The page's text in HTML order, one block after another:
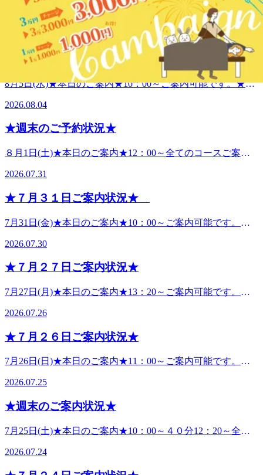
す。皆様のご来店お待ちしております。 ----------------------------
------- こんにちは。リラクジョイナステラス二俣川店です。
ここ最近の湿度と暑さで何となく怠い、身体が疲れたという
方も多いのでないでしょうか？気温が２９℃以上、湿度が
75％を超えると不快と感じる方が多いようです。エアコンの
ドライ機能や除湿機で湿度を下げるだけでも、ムシムシとし
た感じが軽減できます。【快適と言われる温度】室温22～
出時の対策🍧首元を冷やす、ゆったりとした服、速乾性のあ
射日光に当たらないようにするなどが有効です。暑い日の対
康へ♪皆様のご予約、ご来店お待ちしております
8月6日(木)★本日のご案内★10：30～ご案内可能です。★ペ
アでのご案内★12：00～ご案内可能です。●ペアでご予約の
お客様へお知らせペアで同時で施術希望の場合は、午前中～
夕方のお時間帯がご案内しやすいお時間となってます。事前
にご予約をしていただくと、確実にご案内可能です。皆様の
ご来店お待ちしております。 ----------------------------------- こん
にちは。リラクジョイナステラス二俣川店です。暑い日が続
いていますね💦仕事疲れ.お出かけ疲れなど当店の施術は
様々なお疲れに対応することが出来ます！お身体全体をケア
することはもちろんですが、特に肩、もしくは腰が疲れてい
る方に合わせた施術の用意があります。さらに、目の疲れが
辛い、毎日手を酷使している、お腹の張りが気になるという
施すことも可能です！お客様の疲れに最適なコースをセッテ
い！ ★夏季限定オプション：爽快ヘッドスパ★期間：9月末
酸スプレー（アロマの香り付き）で頭皮を刺激していきま
ーラル系）の2種類。肩くび、目や頭のお疲れが強い方、リ
ラックスしたい方におすすめのオプションです。炭酸泡のぱ
ちぱち感が頭皮の血行促進を促し、アロマの香りでリラック
ス♪極上のひんやり.すっきり感.リラックスを体感下さい😊
※爽快ヘッドスパはオプションメニュ―です。通常コース
（フットケアorボディケア）に組み合わせてご案内可能で
ッドスパが組み込まれています。 皆様のご予約、ご来店お
2026.08.06
★８月５日ご案内状況★
8月5日(水)★本日のご案内★10：00～ご案内可能です。★ペ
お客様へお知らせペアで同時で施術希望の場合は、午前中～
夕方のお時間帯がご案内しやすいお時間となってます。事前
にご予約をしていただくと、確実にご案内可能です。皆様の
にちは。リラクジョイナステラス二俣川店です。暑い日も続
いていますが、気温の低い日もあり寒暖差でのお疲れが出や
姿勢での作業などでのお疲れで身体の怠さ、重さへつながり
ます💦隙間時間に軽い運動やストレッチをしたり、身体を冷
やしすぎないようにしていきましょう！！ ★夏季限定オプ
タオルの上からほぐしていき、冷感の炭酸スプレー（アロマ
モーネ（柑橘系）.ラベンダー（フローラル系）の2種類。肩
すめのオプションです。炭酸泡のぱちぱち感が頭皮の血行促
きり感.リラックスを体感下さい😊※爽快ヘッドスパはオプ
ションメニュ―です。通常コース（フットケアorボディケ
ア）に組み合わせてご案内可能です。爽快SETコース（50
分/70分/90分）はコース内に爽快ヘッドスパが組み込まれて
います。 皆様のご予約、ご来店お待ちしております
2026.08.04
★週末のご予約状況★
８月1日(土)★本日のご案内★12：00～全てのコースご案内
～６０分コースご案内可能です。--------------------------------------
-8月2日(日)★本日のご案内★17：00～ご案内可能です。★ペ
アでのご案内★ご予約いっぱいの為、別日のご予約のみ受付
の場合は、午前中～夕方のお時間帯がご案内しやすいお時間
となってます。事前にご予約をしていただくと、確実にご案
内可能です。皆様のご来店お待ちしております。 ---------------
-------------------- こんにちは。リラクジョイナステラス二俣川
店です。暑い日が続いていますね💦気温と湿度が高いと熱中
症になりやすくなってます。ここ最近、毎日のように熱中症
症にならないための対策をして暑い夏を乗りましょう！！〇
働かず、体内に熱がこもることで起こる健康障害です。熱中
機能が追いつかなくなる状態を指します。屋外だけでなく、
篤な症状を引き起こすこともあります。体温調節がうまく働
かないと、体内に熱が蓄積され、めまいや頭痛、吐き気、筋
肉のけいれんなどの症状が現れます。対策は⁠涼しい環境、服
装水分.塩分補給日傘や帽子などの活用などその中で水分補
給について熱中症が疑われるときの対処法として、こまめな
水分補給が挙げられます。水分補給は大切なことですが、水
2026.07.31
★７月３１日ご案内状況★
7月31日(金)★本日のご案内★10：00～ご案内可能です。★
のお客様へお知らせペアで同時で施術希望の場合は、午前中
～夕方のお時間帯がご案内しやすいお時間となってます。事
前にご予約をしていただくと、確実にご案内可能です。皆様
んにちは。リラクジョイナステラス二俣川店です。ここ最近
の湿度と暑さで何となく怠い、身体が疲れたという方も多い
ると不快と感じる方が多いようです。エアコンのドライ機能
や除湿機で湿度を下げるだけでも、ムシムシとした感じが軽
減できます。🍧外出時の対策🍧首元を冷やす、ゆったりとし
用、日傘、帽子で直射日光に当たらないようにするなどが有
怠さを早めに流し健康へ♪皆様のご予約、ご来店お待ちして
2026.07.30
★７月２７日ご案内状況★
7月27日(月)★本日のご案内★13：20～ご案内可能です。★
のご予約も承ります。ご予約は電話またはアプリ、LINE、
ネットから出来ます。●ペアでご予約のお客様へお知らせペ
アで同時で施術希望の場合は、午前中～夕方のお時間帯がご
だくと、確実にご案内可能です。皆様のご来店お待ちしてお
ります。-----------------------------------こんにちは。リラクジョイ
くなることをご存じですか？外に出たり、少し動くと汗がた
くさん出ているのを見て、痩せていると思うのも無理はあり
ません。ですが、それは脂肪が燃えているのではなく、水分
れませんが、また水分を摂ると元通りになってしまうはかな
2026.07.26
★７月２６日ご案内状況★
7月26日(日)★本日のご案内★11：00～ご案内可能です。★
のお客様へお知らせペアで同時で施術希望の場合は、午前中
～夕方のお時間帯がご案内しやすいお時間となってます。事
前にご予約をしていただくと、確実にご案内可能です。皆様
んにちは。リラクジョイナステラス二俣川店です。ここ最近
の湿度と暑さで何となく怠い、身体がつかれたという方も多
えると不快と感じる方が多いようです。エアコンのドライ機
2026.07.25
★週末のご案内状況★
7月25日(土)★本日のご案内★10：00～４０分12：20～全て
内可能です。---------------------------------------7月26日(日)★本日
のご案内★10：00～ご案内可能です。★ペアでのご案内
2026.07.24